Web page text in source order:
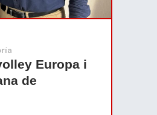
Europa i
de